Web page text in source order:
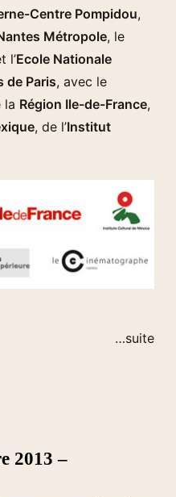
Centre Pompidou,
Métropole, le
l’Ecole Nationale
de Paris, avec le
la Région Ile-de-France,
, de l’Institut
…suite
2013 –